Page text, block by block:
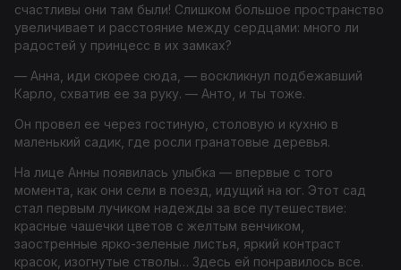
счастливы они там были! Слишком большое пространство
увеличивает и расстояние между сердцами: много ли
радостей у принцесс в их замках?
— Анна, иди скорее сюда, — воскликнул подбежавший
Карло, схватив ее за руку. — Анто, и ты тоже.
Он провел ее через гостиную, столовую и кухню в
маленький садик, где росли гранатовые деревья.
На лице Анны появилась улыбка — впервые с того
момента, как они сели в поезд, идущий на юг. Этот сад
стал первым лучиком надежды за все путешествие:
красные чашечки цветов с желтым венчиком,
заостренные ярко-зеленые листья, яркий контраст
красок, изогнутые стволы… Здесь ей понравилось все.